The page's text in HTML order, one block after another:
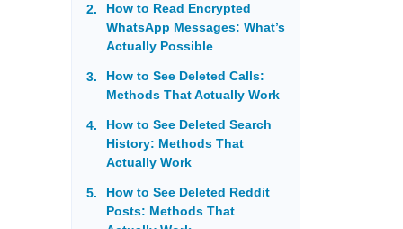
How to Read Encrypted
WhatsApp Messages: What’s
Actually Possible
How to See Deleted Calls:
Methods That Actually Work
How to See Deleted Search
History: Methods That
Actually Work
How to See Deleted Reddit
Posts: Methods That